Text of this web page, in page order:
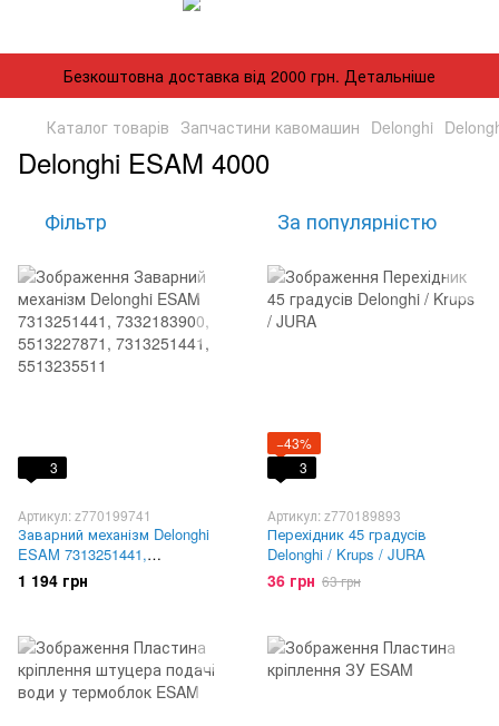
Безкоштовна доставка від 2000 грн. Детальніше
Каталог товарів Запчастини кавомашин Delonghi
Delonghi ESAM 4000
Фільтр За популярністю
3
Артикул: z770199741
Заварний механізм Delonghi
ESAM 7313251441,
7332183900, 5513227871,
7313251441, 5513235511
1 194 грн
−43%
3
Артикул: z770189893
Перехідник 45 градусів
Delonghi / Krups / JURA
36 грн 63 грн